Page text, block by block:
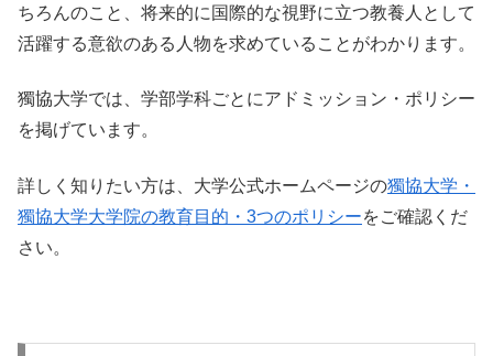
ちろんのこと、将来的に国際的な視野に立つ教養人として
活躍する意欲のある人物を求めていることがわかります。
獨協大学では、学部学科ごとにアドミッション・ポリシー
を掲げています。
詳しく知りたい方は、大学公式ホームページの獨協大学・
獨協大学大学院の教育目的・3つのポリシーをご確認くだ
さい。